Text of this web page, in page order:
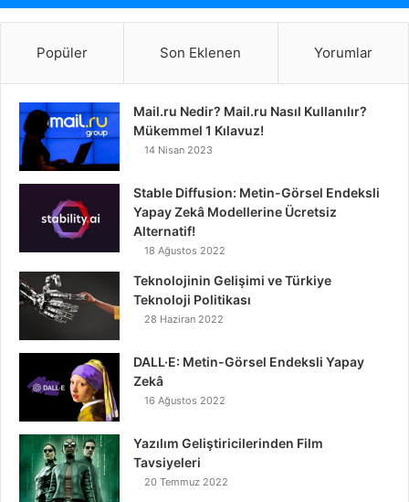
Popüler Son Eklenen Yorumlar
Mail.ru Nedir? Mail.ru Nasıl Kullanılır?
Mükemmel 1 Kılavuz!
14 Nisan 2023
Stable Diffusion: Metin-Görsel Endeksli
Yapay Zekâ Modellerine Ücretsiz
Alternatif!
18 Ağustos 2022
Teknolojinin Gelişimi ve Türkiye
Teknoloji Politikası
28 Haziran 2022
DALL·E: Metin-Görsel Endeksli Yapay
Zekâ
16 Ağustos 2022
Yazılım Geliştiricilerinden Film
Tavsiyeleri
20 Temmuz 2022